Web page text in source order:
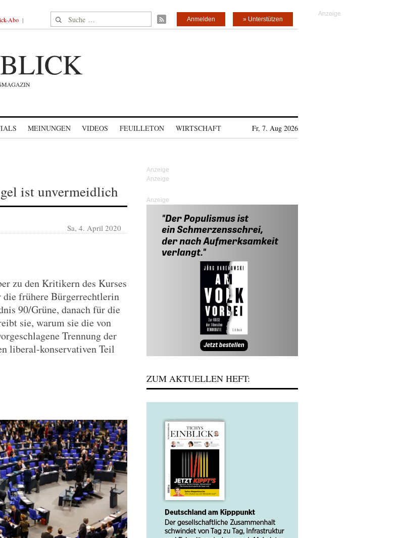
Abo Suche nach: » Unterstützen
Anmelden
MEINUNGEN VIDEOS FEUILLETON WIRTSCHAFT Fr, 7. Aug 2026
ist unvermeidlich
Sa, 4. April 2020
zu den Kritikern des Kurses
frühere Bürgerrechtlerin
90/Grüne, danach für die
sie, warum sie die von
Trennung der
liberal-konservativen Teil
Anzeige
ZUM AKTUELLEN HEFT: